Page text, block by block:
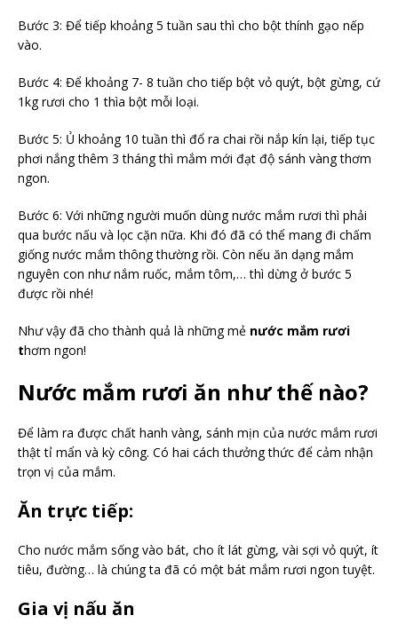
Bước 3: Để tiếp khoảng 5 tuần sau thì cho bột thính gạo nếp
vào.
Bước 4: Để khoảng 7- 8 tuần cho tiếp bột vỏ quýt, bột gừng, cứ
1kg rươi cho 1 thìa bột mỗi loại.
Bước 5: Ủ khoảng 10 tuần thì đổ ra chai rồi nắp kín lại, tiếp tục
phơi nắng thêm 3 tháng thì mắm mới đạt độ sánh vàng thơm
ngon.
Bước 6: Với những người muốn dùng nước mắm rươi thì phải
qua bước nấu và lọc cặn nữa. Khi đó đã có thể mang đi chấm
giống nước mắm thông thường rồi. Còn nếu ăn dạng mắm
nguyên con như nắm ruốc, mắm tôm,… thì dừng ở bước 5
được rồi nhé!
Như vậy đã cho thành quả là những mẻ nước mắm rươi
thơm ngon!
Nước mắm rươi ăn như thế nào?
Để làm ra được chất hanh vàng, sánh mịn của nước mắm rươi
thật tỉ mẩn và kỳ công. Có hai cách thưởng thức để cảm nhận
trọn vị của mắm.
Ăn trực tiếp:
Cho nước mắm sống vào bát, cho ít lát gừng, vài sợi vỏ quýt, ít
tiêu, đường… là chúng ta đã có một bát mắm rươi ngon tuyệt.
Gia vị nấu ăn